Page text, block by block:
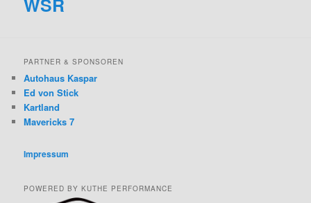
WSR
PARTNER & SPONSOREN
Autohaus Kaspar
Ed von Stick
Kartland
Mavericks 7
Impressum
POWERED BY KUTHE PERFORMANCE